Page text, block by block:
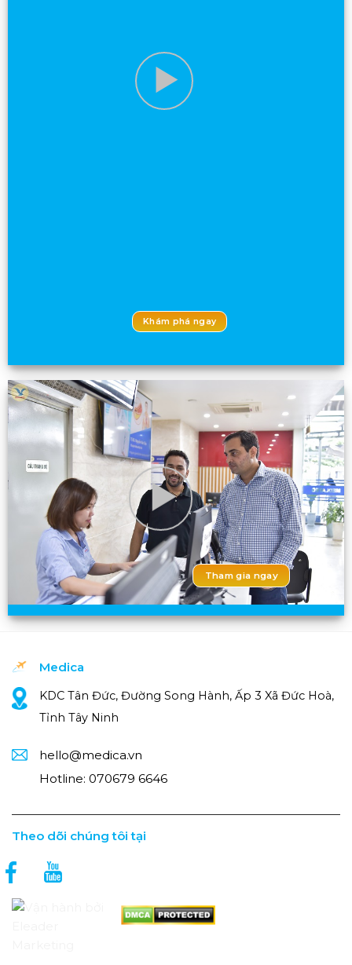
Khám phá ngay
Tham gia ngay
Medica
KDC Tân Đức, Đường Song Hành, Ấp 3 Xã Đức Hoà,
Tỉnh Tây Ninh
hello@medica.vn
Hotline: 070679 6646
Theo dõi chúng tôi tại